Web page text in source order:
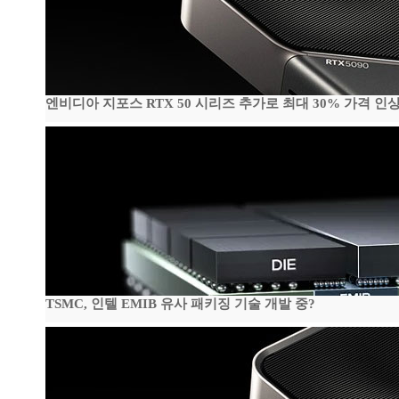
엔비디아 지포스 RTX 50 시리즈 추가로 최대 30% 가격 인
TSMC, 인텔 EMIB 유사 패키징 기술 개발 중?